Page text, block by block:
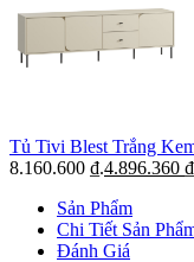
Tủ Tivi Blest Trắng
8.160.600 ₫.4.896.360 ₫
Sản Phẩm
Chi Tiết Sản
Đánh Giá